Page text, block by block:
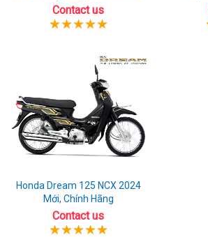
Hãng
Contact us
Honda Dream 125 NCX 2024
Mới, Chính Hãng
Contact us